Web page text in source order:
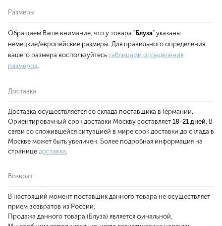
Размеры
Обращаем Ваше внимание, что у товара "Блуза" указаны
немецкие/европейские размеры. Для правильного определения
вашего размера воспользуйтесь таблицами определения
размеров.
Доставка
Доставка осуществляется со склада поставщика в Германии.
Ориентировачный срок доставки Москву составляет 18-21 дней. В
связи со сложившейся ситуацией в мире срок доставки до склада в
Москве может быть увеличен. Более подробная информация на
странице доставка.
Возврат
В настоящий момент поставщик данного товара не осуществляет
прием возвратов из России.
Продажа данного товара (Блуза) является финальной.